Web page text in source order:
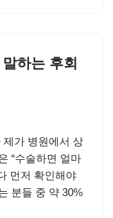
하는 후회
제가 병원에서 상
“수술하면 얼마
먼저 확인해야
분들 중 약 30%